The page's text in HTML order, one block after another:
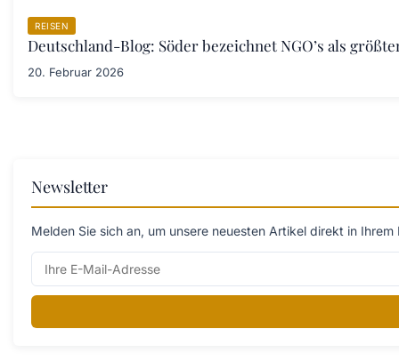
REISEN
Deutschland-Blog: Söder bezeichnet NGO’s als
20. Februar 2026
Newsletter
Melden Sie sich an, um unsere neuesten Artikel direkt in